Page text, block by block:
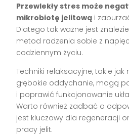
Przewlekły stres może
mikrobiotę jelitową i
Dlatego tak ważne jest
metod radzenia sobie z
codziennym życiu.
Techniki relaksacyjne, takie
głębokie oddychanie, mogą
i poprawić funkcjonowanie
Warto również zadbać o
jest kluczowy dla regeneracji
pracy jelit.